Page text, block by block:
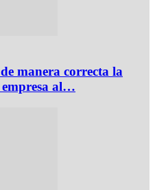
manera correcta la
al…